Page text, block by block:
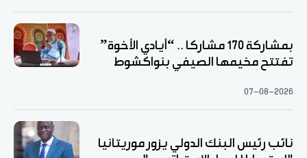
بمشاركة 170 مشاركا .. “أيادي الأخوة”
تفتتح مخيمها الصيفي بنواكشوط
07-08-2026
نائب رئيس البنك الدولي يزور موريتانيا